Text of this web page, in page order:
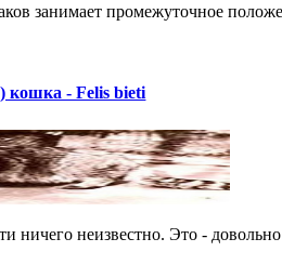
занимает промежуточное
кошка - Felis bieti
ничего неизвестно. Это -